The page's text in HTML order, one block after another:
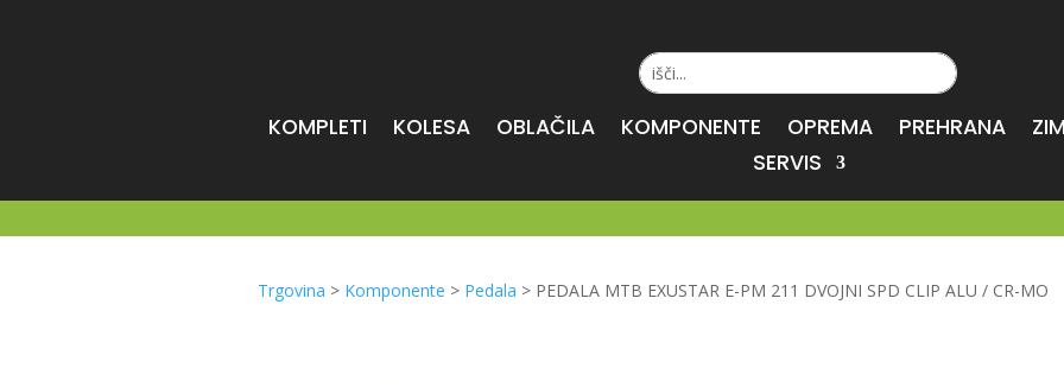
KOMPLETI KOLESA OBLAČILA KOMPONENTE OPREMA PREHRANA
SERVIS
Trgovina > Komponente > Pedala > PEDALA MTB EXUSTAR E-PM 211 DVOJNI SPD CLIP ALU / CR-MO